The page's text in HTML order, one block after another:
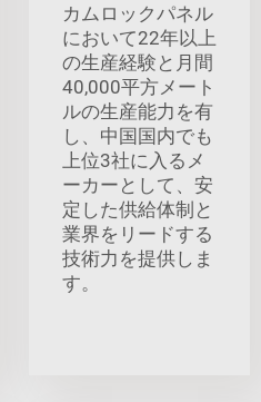
カムロックパネル
において22年以上
の生産経験と月間
40,000平方メート
ルの生産能力を有
し、中国国内でも
上位3社に入るメ
ーカーとして、安
定した供給体制と
業界をリードする
技術力を提供しま
す。